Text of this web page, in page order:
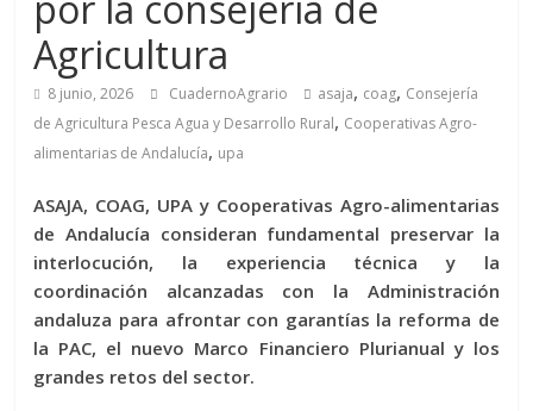
Agricultura
8 junio, 2026 CuadernoAgrario asaja, coag, Consejería
de Agricultura Pesca Agua y Desarrollo Rural, Cooperativas Agro-
alimentarias de Andalucía, upa
ASAJA, COAG, UPA y Cooperativas Agro-alimentarias
de Andalucía consideran fundamental preservar la
interlocución, la experiencia técnica y la
coordinación alcanzadas con la Administración
andaluza para afrontar con garantías la reforma de
la PAC, el nuevo Marco Financiero Plurianual y los
grandes retos del sector.